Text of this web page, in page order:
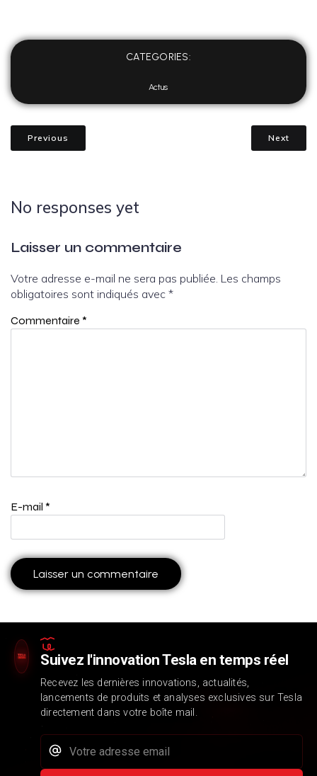
CATEGORIES:
Actus
Previous Next
No responses yet
Laisser un commentaire
Votre adresse e-mail ne sera pas publiée. Les champs
obligatoires sont indiqués avec *
Commentaire *
E-mail *
Suivez l'innovation Tesla en temps réel
Recevez les dernières innovations, actualités,
lancements de produits et analyses exclusives sur Tesla
directement dans votre boîte mail.